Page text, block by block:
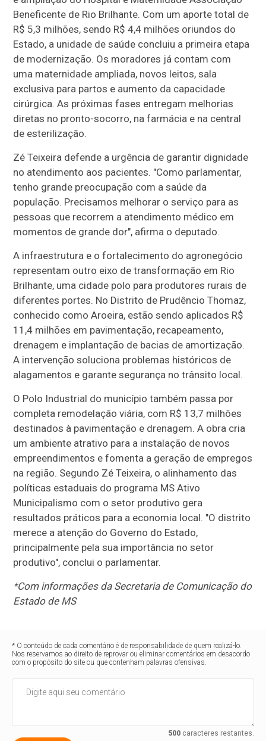
Beneficente de Rio Brilhante. Com um aporte total de
R$ 5,3 milhões, sendo R$ 4,4 milhões oriundos do
Estado, a unidade de saúde concluiu a primeira etapa
de modernização. Os moradores já contam com
uma maternidade ampliada, novos leitos, sala
exclusiva para partos e aumento da capacidade
cirúrgica. As próximas fases entregam melhorias
diretas no pronto-socorro, na farmácia e na central
de esterilização.
Zé Teixeira defende a urgência de garantir dignidade
no atendimento aos pacientes. "Como parlamentar,
tenho grande preocupação com a saúde da
população. Precisamos melhorar o serviço para as
pessoas que recorrem a atendimento médico em
momentos de grande dor", afirma o deputado.
A infraestrutura e o fortalecimento do agronegócio
representam outro eixo de transformação em Rio
Brilhante, uma cidade polo para produtores rurais de
diferentes portes. No Distrito de Prudêncio Thomaz,
conhecido como Aroeira, estão sendo aplicados R$
11,4 milhões em pavimentação, recapeamento,
drenagem e implantação de bacias de amortização.
A intervenção soluciona problemas históricos de
alagamentos e garante segurança no trânsito local.
O Polo Industrial do município também passa por
completa remodelação viária, com R$ 13,7 milhões
destinados à pavimentação e drenagem. A obra cria
um ambiente atrativo para a instalação de novos
empreendimentos e fomenta a geração de empregos
na região. Segundo Zé Teixeira, o alinhamento das
políticas estaduais do programa MS Ativo
Municipalismo com o setor produtivo gera
resultados práticos para a economia local. "O distrito
merece a atenção do Governo do Estado,
principalmente pela sua importância no setor
produtivo", conclui o parlamentar.
*Com informações da Secretaria de Comunicação do
Estado de MS
* O conteúdo de cada comentário é de responsabilidade de quem realizá-lo.
Nos reservamos ao direito de reprovar ou eliminar comentários em desacordo
com o propósito do site ou que contenham palavras ofensivas.
500caracteres restantes.